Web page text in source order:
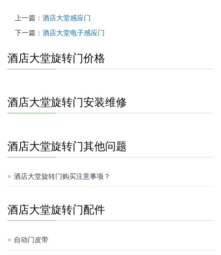
上一篇： 酒店大堂感应门
下一篇： 酒店大堂电子感应门
酒店大堂旋转门价格
酒店大堂旋转门安装维修
酒店大堂旋转门其他问题
酒店大堂旋转门购买注意事项？
酒店大堂旋转门配件
自动门皮带